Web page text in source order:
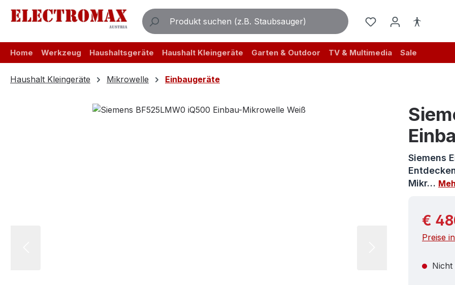
Hauptinhalt springen
Zur Suche springen
Zur Hauptnavigation springen
Home Werkzeug Haushaltsgeräte Haushalt Kleingeräte Garten & Outdoor TV & Multimedia Sale
Haushalt Kleingeräte Mikrowelle Einbaugeräte
Bildergalerie überspringen
Siemens
Mikr…
€
Preise